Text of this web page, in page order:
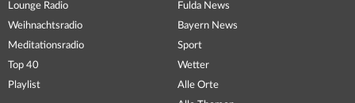
Lounge Radio
Weihnachtsradio
Meditationsradio
Top 40
Playlist
Fulda News
Bayern News
Sport
Wetter
Alle Orte